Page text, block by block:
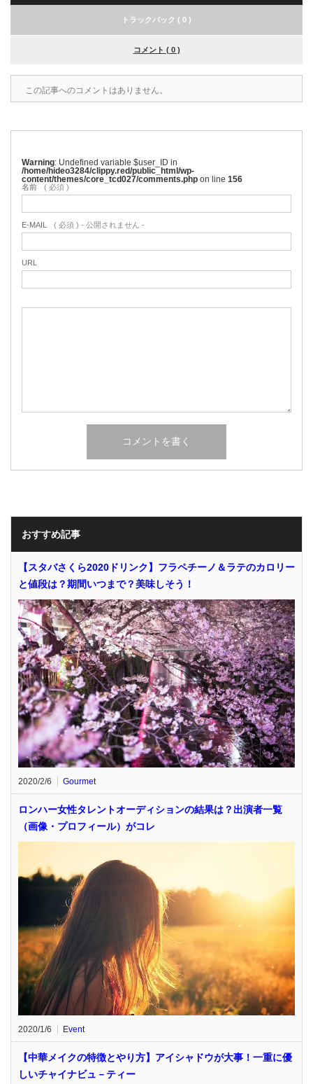
トラックバック ( 0 )
コメント ( 0 )
この記事へのコメントはありません。
Warning : Undefined variable $user_ID in
/home/hideo3284/clippy.red/public_html/wp-
content/themes/core_tcd027/comments.php on line 156
名前 ( 必須 )
E-MAIL ( 必須 ) - 公開されません -
URL
おすすめ記事
【スタバさくら2020ドリンク】フラペチーノ＆ラテのカロリー
と値段は？期間いつまで？美味しそう！
2020/2/6 Gourmet
ロンハー女性タレントオーディションの結果は？出演者一覧
（画像・プロフィール）がコレ
2020/1/6 Event
【中華メイクの特徴とやり方】アイシャドウが大事！一重に優
しいチャイナビュ－ティー